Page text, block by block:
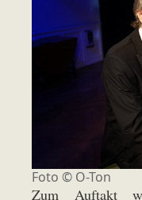
Foto © O-Ton
Zum Auftakt